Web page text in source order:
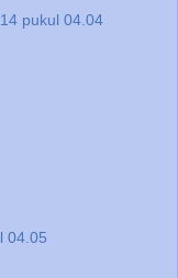
pukul 04.04
04.05